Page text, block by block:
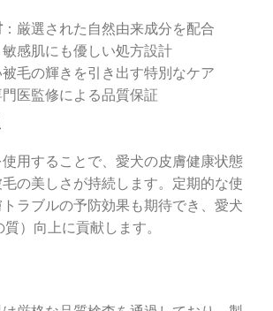
：厳選された自然由来成分を配合
敏感肌にも優しい処方設計
被毛の輝きを引き出す特別なケア
門医監修による品質保証
用することで、愛犬の皮膚健康状態
の美しさが持続します。定期的な使
ラブルの予防効果も期待でき、愛犬
）向上に貢献します。